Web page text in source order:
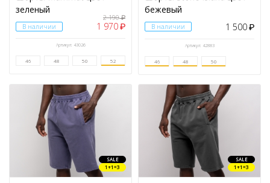
зеленый
В наличии
2 190₽
1 970₽
Артикул: 43026
46 48 50 52
бежевый
В наличии 1 500₽
Артикул: 42883
46 48 50
SALE
1+1=3
SALE
1+1=3